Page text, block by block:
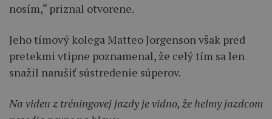
nosím,“ priznal otvorene.
Jeho tímový kolega Matteo Jorgenson však pred
pretekmi vtipne poznamenal, že celý tím sa len
snažil narušiť sústredenie súperov.
Na videu z tréningovej jazdy je vidno, že helmy jazdcom